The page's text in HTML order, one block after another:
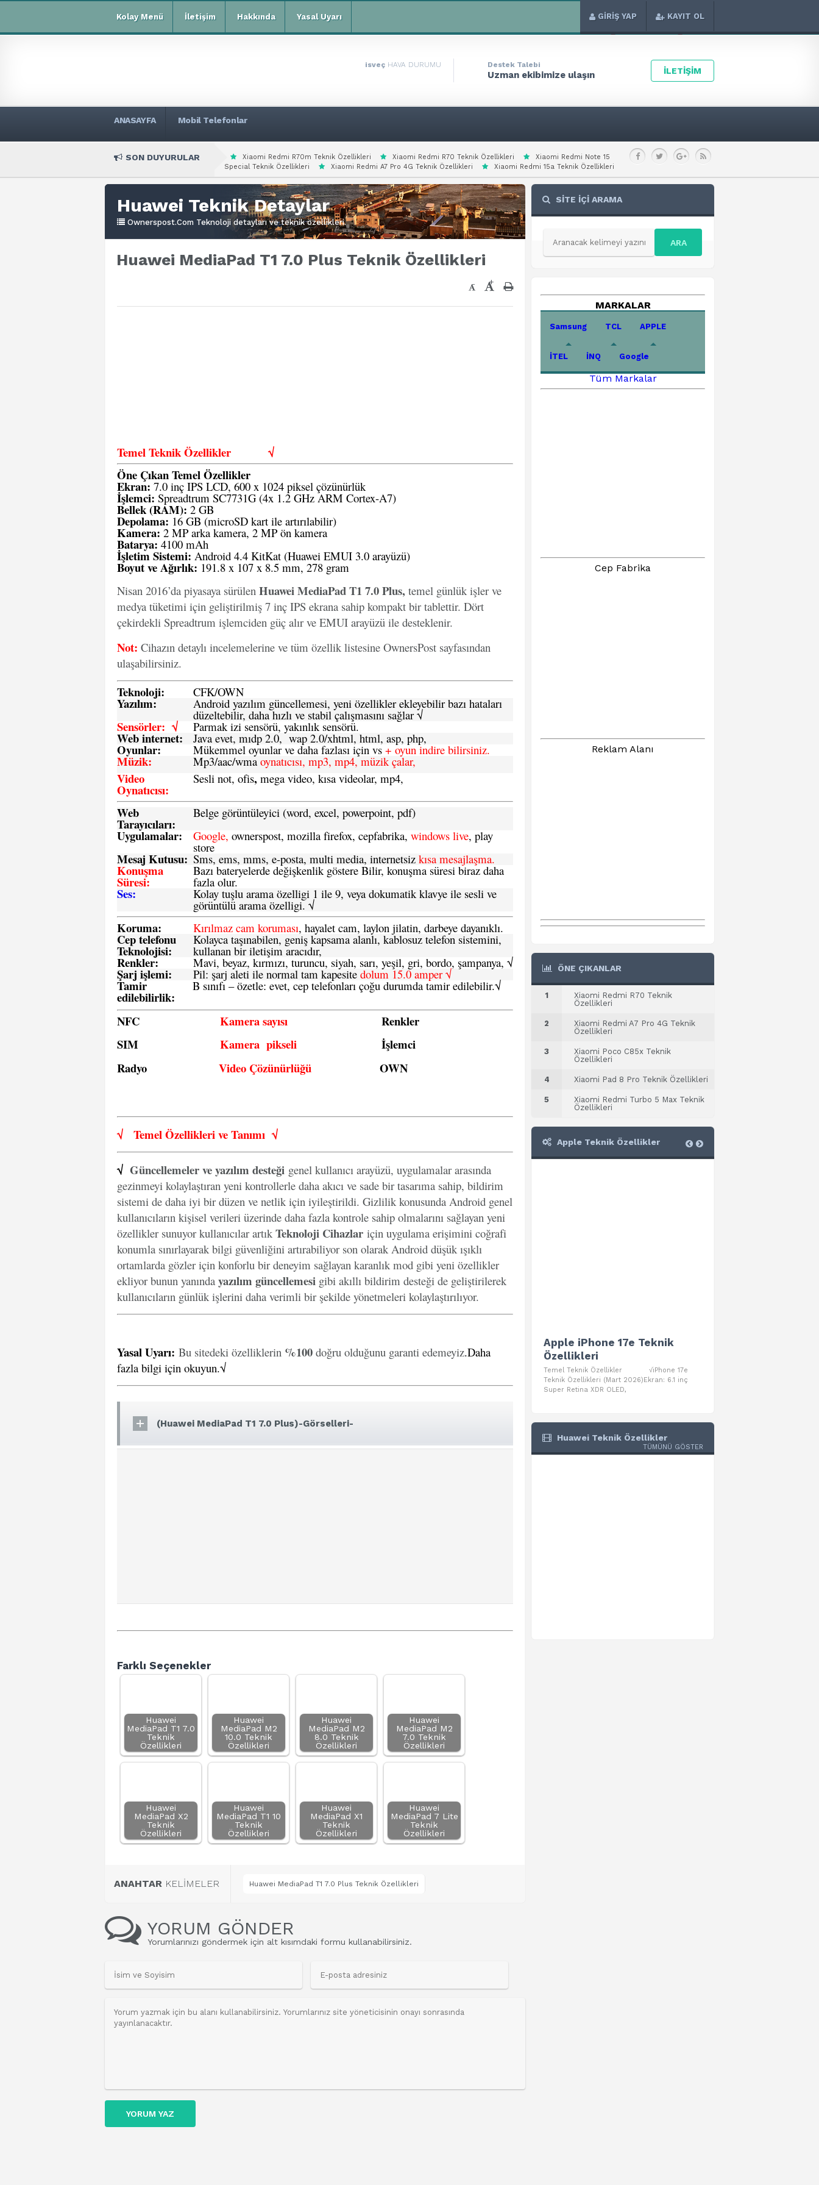
Kolay Menü İletişim Hakkında Yasal Uyarı GİRİŞ YAP KAYIT OL
isveç HAVA DURUMU Destek Talebi
Uzman ekibimize ulaşın İLETİŞİM
ANASAYFA Mobil Telefonlar
SON DUYURULAR Xiaomi Redmi R70m Teknik Özellikleri Xiaomi Redmi R70 Teknik Özellikleri
Xiaomi Redmi Note 15
Special Teknik Özellikleri
Xiaomi Redmi A7 Pro 4G Teknik Özellikleri Xiaomi Redmi 15a Teknik Özellikleri
Huawei Teknik Detaylar
Ownerspost.Com Teknoloji detayları ve teknik özellikleri.
Huawei MediaPad T1 7.0 Plus Teknik Özellikleri
- +
Temel Teknik Özellikler√
Öne Çıkan Temel Özellikler
Ekran: 7.0 inç IPS LCD, 600 x 1024 piksel çözünürlük
İşlemci: Spreadtrum SC7731G (4x 1.2 GHz ARM Cortex-A7)
Bellek (RAM): 2 GB
Depolama: 16 GB (microSD kart ile artırılabilir)
Kamera: 2 MP arka kamera, 2 MP ön kamera
Batarya: 4100 mAh
İşletim Sistemi: Android 4.4 KitKat (Huawei EMUI 3.0 arayüzü)
Boyut ve Ağırlık: 191.8 x 107 x 8.5 mm, 278 gram
Nisan 2016’da piyasaya sürülen Huawei MediaPad T1 7.0 Plus, temel günlük işler ve
medya tüketimi için geliştirilmiş 7 inç IPS ekrana sahip kompakt bir tablettir. Dört
çekirdekli Spreadtrum işlemciden güç alır ve EMUI arayüzü ile desteklenir.
Not: Cihazın detaylı incelemelerine ve tüm özellik listesine OwnersPost sayfasından
ulaşabilirsiniz.
Teknoloji: CFK/OWN
Yazılım: Android yazılım güncellemesi, yeni özellikler ekleyebilir bazı hataları
düzeltebilir, daha hızlı ve stabil çalışmasını sağlar √
Sensörler: √ Parmak izi sensörü, yakınlık sensörü.
Web internet: Java evet, mıdp 2.0, wap 2.0/xhtml, html, asp, php,
Oyunlar: Mükemmel oyunlar ve daha fazlası için vs + oyun indire bilirsiniz.
Müzik: Mp3/aac/wmaoynatıcısı, mp3, mp4, müzik çalar,
Video
Oynatıcısı:
Sesli not, ofis, mega video, kısa videolar, mp4,
Web
Tarayıcıları:
Belge görüntüleyici (word, excel, powerpoint, pdf)
Uygulamalar: Google, ownerspost, mozilla firefox, cepfabrika, windows live, play
store
Mesaj Kutusu: Sms, ems, mms, e-posta, multi media, internetsiz kısa mesajlaşma.
Konuşma
Süresi:
Bazı bateryelerde değişkenlik göstere Bilir, konuşma süresi biraz daha
fazla olur.
Ses: Kolay tuşlu arama özelligi 1 ile 9, veya dokumatik klavye ile sesli ve
görüntülü arama özelligi. √
Koruma: Kırılmaz cam koruması, hayalet cam, laylon jilatin, darbeye dayanıklı.
Cep telefonu
Teknolojisi:
Kolayca taşınabilen, geniş kapsama alanlı, kablosuz telefon sistemini,
kullanan bir iletişim aracıdır,
Renkler: Mavi, beyaz, kırmızı, turuncu, siyah, sarı, yeşil, gri, bordo, şampanya, √
Şarj işlemi: Pil: şarj aleti ile normal tam kapesite dolum 15.0 amper √
Tamir
edilebilirlik:
B sınıfı – özetle: evet, cep telefonları çoğu durumda tamir edilebilir.√
NFC Kamera sayısı
Renkler
SIM
Kamera pikseli
İşlemci
Radyo
Video Çözünürlüğü OWN
√ Temel Özellikleri veTanımı √
√ Güncellemeler ve yazılım desteği genel kullanıcı arayüzü, uygulamalar arasında
gezinmeyi kolaylaştıran yeni kontrollerle daha akıcı ve sade bir tasarıma sahip, bildirim
sistemi de daha iyi bir düzen ve netlik için iyileştirildi. Gizlilik konusunda Android genel
kullanıcıların kişisel verileri üzerinde daha fazla kontrole sahip olmalarını sağlayan yeni
özellikler sunuyor kullanıcılar artıkTeknoloji Cihazlar için uygulama erişimini coğrafi
konumla sınırlayarak bilgi güvenliğini artırabiliyor son olarak Android düşük ışıklı
ortamlarda gözler için konforlu bir deneyim sağlayan karanlık mod gibi yeni özellikler
ekliyor bunun yanında yazılım güncellemesi gibi akıllı bildirim desteği de geliştirilerek
kullanıcıların günlük işlerini daha verimli bir şekilde yönetmeleri kolaylaştırılıyor.
Yasal Uyarı: Bu sitedeki özelliklerin %100 doğru olduğunu garanti edemeyiz.Daha
fazla bilgi için okuyun.√
(Huawei MediaPad T1 7.0 Plus)-Görselleri-
Farklı Seçenekler
Huawei
MediaPad T1 7.0
Teknik
Özellikleri
Huawei
MediaPad M2
10.0 Teknik
Özellikleri
Huawei
MediaPad M2
8.0 Teknik
Özellikleri
Huawei
MediaPad M2
7.0 Teknik
Özellikleri
Huawei
MediaPad X2
Teknik
Özellikleri
Huawei
MediaPad T1 10
Teknik
Özellikleri
Huawei
MediaPad X1
Teknik
Özellikleri
Huawei
MediaPad 7 Lite
Teknik
Özellikleri
ANAHTAR KELİMELER Huawei MediaPad T1 7.0 Plus Teknik Özellikleri
YORUM GÖNDER
Yorumlarınızı göndermek için alt kısımdaki formu kullanabilirsiniz.
YORUM YAZ
SİTE İÇİ ARAMA
ARA
MARKALAR
Samsung TCL APPLE
İTEL İNQ Google
Tüm Markalar
Cep Fabrika
Reklam Alanı
ÖNE ÇIKANLAR
1
Xiaomi Redmi R70 Teknik
Özellikleri
2
Xiaomi Redmi A7 Pro 4G Teknik
Özellikleri
3
Xiaomi Poco C85x Teknik
Özellikleri
4 Xiaomi Pad 8 Pro Teknik Özellikleri
5
Xiaomi Redmi Turbo 5 Max Teknik
Özellikleri
Apple Teknik Özellikler
Apple iPhone 17e Teknik
Özellikleri
Temel Teknik Özellikler √iPhone 17e
Teknik Özellikleri (Mart 2026)Ekran: 6.1 inç
Super Retina XDR OLED,
Huawei Teknik Özellikler
TÜMÜNÜ GÖSTER